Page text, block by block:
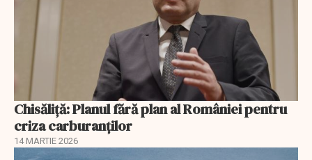
Chisăliță: Planul fără plan al României pentru
criza carburanților
14 MARTIE 2026